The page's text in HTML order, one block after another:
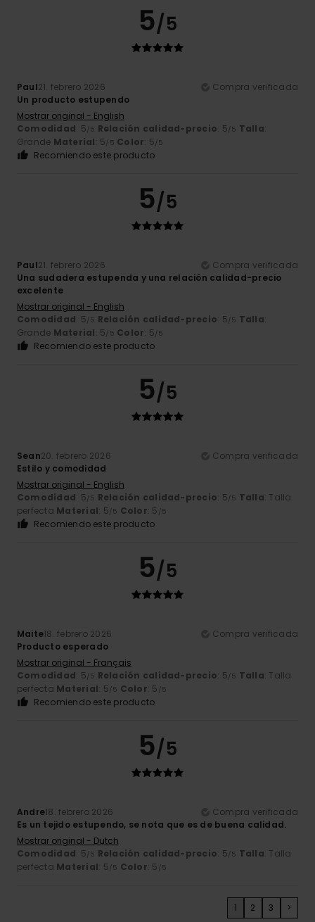
5/5
Paul21. febrero 2026
Compra verificada
Un producto estupendo
Mostrar original - English
Comodidad: 5/5 Relación calidad-precio: 5/5 Talla:
Grande Material: 5/5 Color: 5/5
Recomiendo este producto
5/5
Paul21. febrero 2026
Compra verificada
Una sudadera estupenda y una relación calidad-precio
excelente
Mostrar original - English
Comodidad: 5/5 Relación calidad-precio: 5/5 Talla:
Grande Material: 5/5 Color: 5/5
Recomiendo este producto
5/5
Sean20. febrero 2026
Compra verificada
Estilo y comodidad
Mostrar original - English
Comodidad: 5/5 Relación calidad-precio: 5/5 Talla: Talla
perfecta Material: 5/5 Color: 5 /5
Recomiendo este producto
5/5
Maite18. febrero 2026
Compra verificada
Producto esperado
Mostrar original - Français
Comodidad: 5/5 Relación calidad-precio: 5/5 Talla: Talla
perfecta Material: 5/5 Color: 5 /5
Recomiendo este producto
5/5
Andre18. febrero 2026
Compra verificada
Es un tejido estupendo, se nota que es de buena calidad.
Mostrar original - Dutch
Comodidad: 5/5 Relación calidad-precio: 5/5 Talla: Talla
perfecta Material: 5/5 Color: 5 /5
1 2 3 >